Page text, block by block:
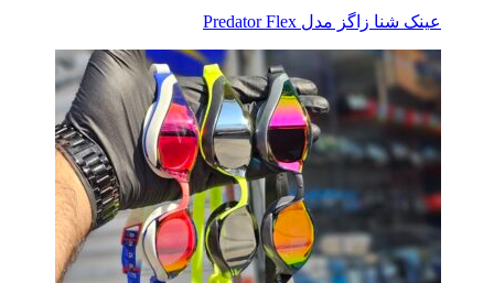
عینک شنا زاگز مدل Predator Flex